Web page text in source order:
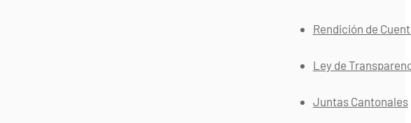
Rendición de
Ley de
Juntas Cantonales